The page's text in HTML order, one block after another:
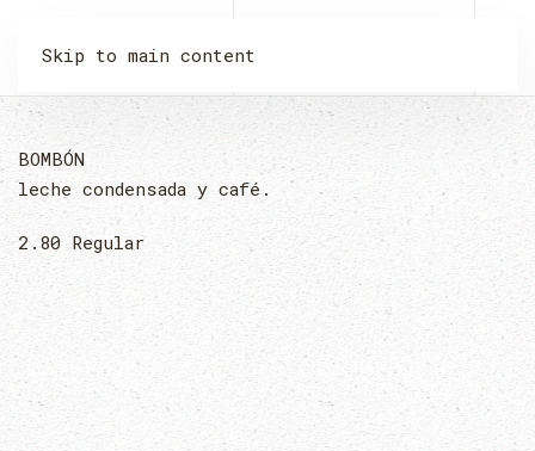
Skip to main content
LA MALQUERIDA
BOMBÓN
leche condensada y café.
2.80 Regular